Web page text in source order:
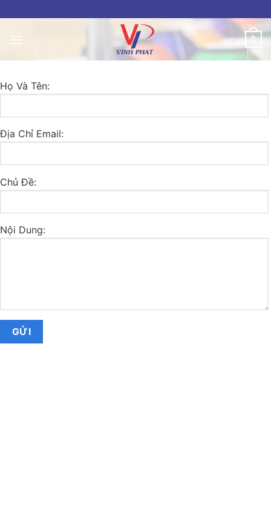
to
content
0
Họ Và Tên:
Địa Chỉ Email:
Chủ Đề:
Nội Dung: